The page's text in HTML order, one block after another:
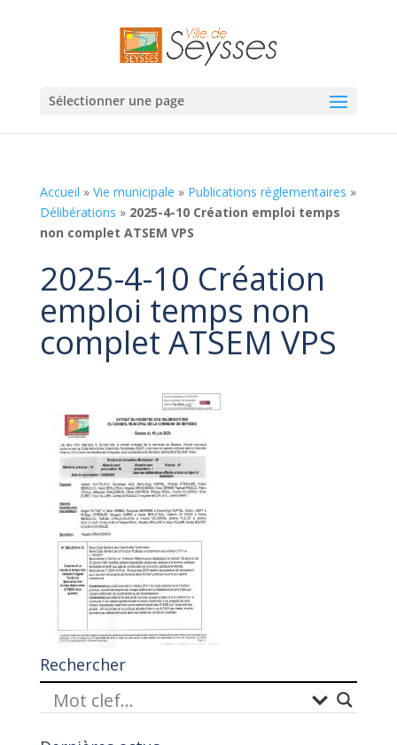
Sélectionner une page
Accueil » Vie municipale » Publications règlementaires »
Délibérations » 2025-4-10 Création emploi temps
non complet ATSEM VPS
2025-4-10 Création
emploi temps non
complet ATSEM VPS
Rechercher